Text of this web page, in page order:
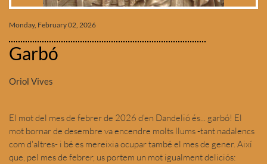
Monday, February 02, 2026
Garbó
Oriol Vives
El mot del mes de febrer de 2026 d'en Dandelió és... garbó! El
mot bornar de desembre va encendre molts llums -tant nadalencs
com d'altres- i bé es mereixia ocupar també el mes de gener. Així
que, pel mes de febrer, us portem un mot igualment deliciós: